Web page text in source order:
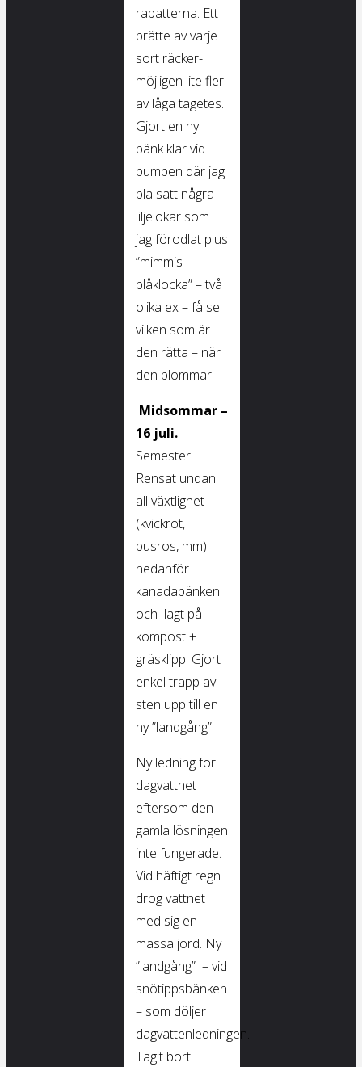
rabatterna. Ett
brätte av varje
sort räcker-
möjligen lite fler
av låga tagetes.
Gjort en ny
bänk klar vid
pumpen där jag
bla satt några
liljelökar som
jag förodlat plus
”mimmis
blåklocka” – två
olika ex – få se
vilken som är
den rätta – när
den blommar.
Midsommar –
16 juli.
Semester.
Rensat undan
all växtlighet
(kvickrot,
busros, mm)
nedanför
kanadabänken
och lagt på
kompost +
gräsklipp. Gjort
enkel trapp av
sten upp till en
ny ”landgång”.
Ny ledning för
dagvattnet
eftersom den
gamla lösningen
inte fungerade.
Vid häftigt regn
drog vattnet
med sig en
massa jord. Ny
”landgång” – vid
snötippsbänken
– som döljer
dagvattenledningen.
Tagit bort